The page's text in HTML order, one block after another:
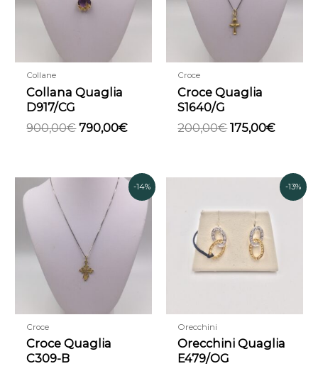
Collane
Collana Quaglia
D917/CG
900,00€ 790,00€
Croce
Croce Quaglia
S1640/G
200,00€ 175,00€
-14%
Croce
Croce Quaglia
C309-B
prezzo
originale
180,00€.
Il
prezzo
attuale
-13%
Orecchini
Orecchini Quaglia
E479/OG
originale
961,00€.
Il
prezzo